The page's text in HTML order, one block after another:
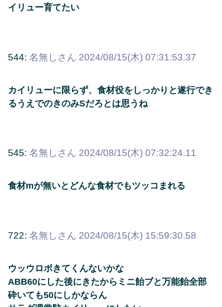
イリュー育てたい
544: 名無しさん 2024/08/15(木) 07:31:53.37
カイリューに限らず、食材役をしっかりと遂行でき
るうえでのきのみSだろとは思うね
545: 名無しさん 2024/08/15(木) 07:32:24.11
食材mが無いとどんな食材でもツッコまれる
722: 名無しさん 2024/08/15(木) 15:59:30.58
ウッウロボきてくんないかな
ABB60にした後にきたからミニ飴ブと万能飴全部
砕いても50にしかならん